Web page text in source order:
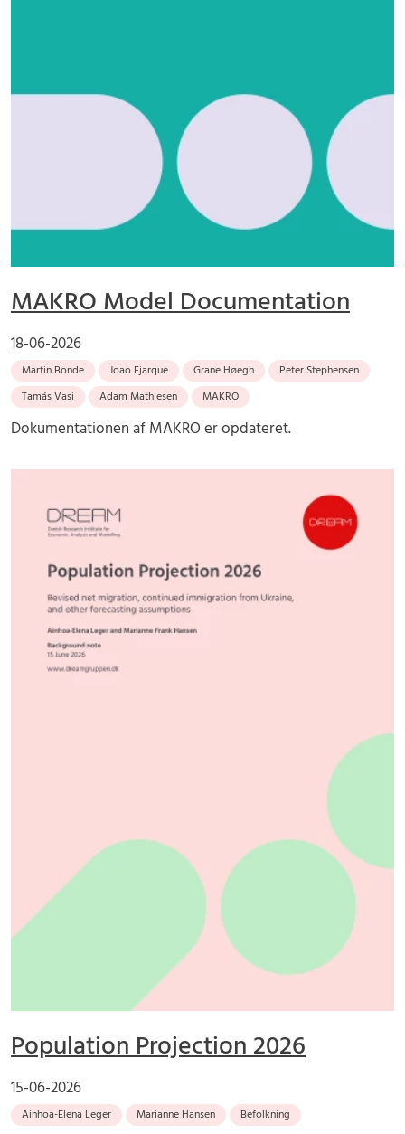
MAKRO Model Documentation
18-06-2026
Martin Bonde Joao Ejarque Grane Høegh
Peter Stephensen
Tamás Vasi
Adam Mathiesen MAKRO
Dokumentationen af MAKRO er opdateret.
Population Projection 2026
15-06-2026
Ainhoa-Elena Leger Marianne Hansen Befolkning